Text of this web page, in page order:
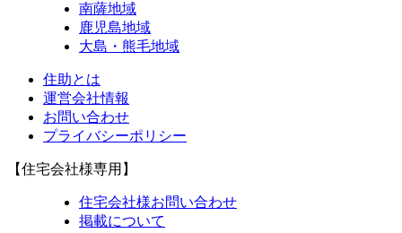
南薩地域
鹿児島地域
大島・熊毛地域
住助とは
運営会社情報
お問い合わせ
プライバシーポリシー
【住宅会社様専用】
住宅会社様お問い合わせ
掲載について